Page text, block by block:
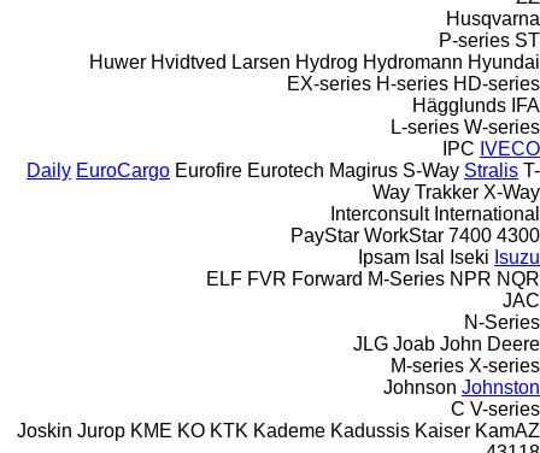
Husqvarna
P-series ST
Huwer Hvidtved Larsen Hydrog Hydromann Hyundai
EX-series H-series HD-series
Hägglunds IFA
L-series W-series
IPC IVECO
Daily EuroCargo Eurofire Eurotech Magirus S-Way Stralis T-
Way Trakker X-Way
Interconsult International
4300
7400
PayStar WorkStar
Ipsam Isal Iseki Isuzu
ELF FVR Forward M-Series NPR NQR
JAC
N-Series
JLG Joab John Deere
M-series X-series
Johnson Johnston
C V-series
Joskin Jurop KME KO KTK Kademe Kadussis Kaiser KamAZ